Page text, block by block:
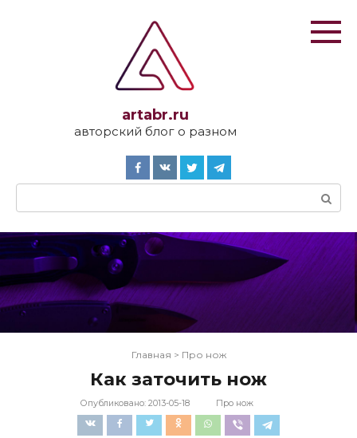
artabr.ru
авторский блог о разном
Поиск:
Главная > Про нож
Как заточить нож
Опубликовано: 2013-05-18 Про нож